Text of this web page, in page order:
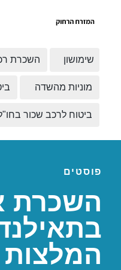
שימושון השכרת
מוניות מהשדה
ביטוח לרכב שכור בחו"ל
פוסטים
השכרת
המלצות